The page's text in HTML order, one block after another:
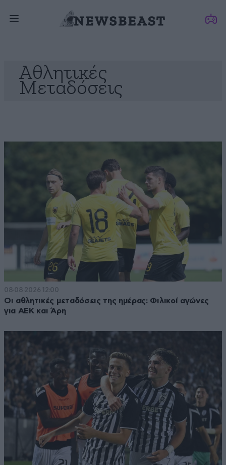
Αθλητικές
Μεταδόσεις
08·08·2026 12:00
Οι αθλητικές μεταδόσεις της ημέρας: Φιλικοί αγώνες
για ΑΕΚ και Άρη